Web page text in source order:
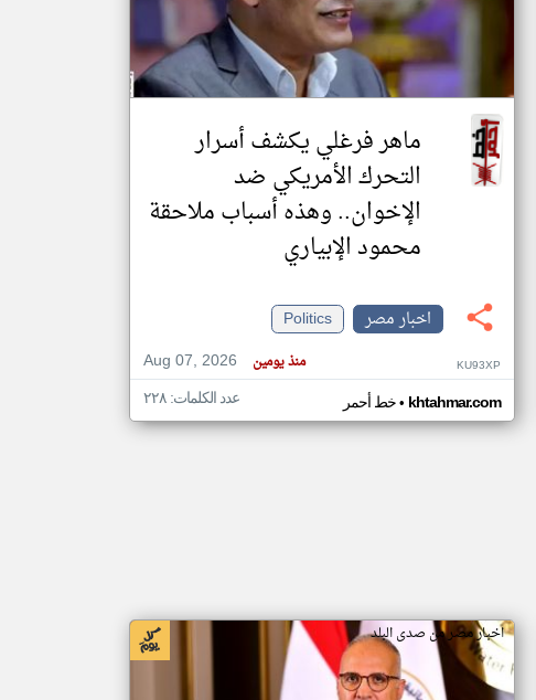
تغيير الدولة
اخبار مصر على مدار الساعة
أهم اخبار مصر العاجلة والمباشرة
ماهر فرغلي يكشف أسرار
التحرك الأمريكي ضد
الإخوان.. وهذه أسباب ملاحقة
محمود الإبياري
اخبار مصر
Politics
Aug 07, 2026
منذ يومين KU93XP
خط أحمر• khtahmar.com عدد الكلمات: ٢٢٨
اخبار مصر من صدى البلد
klyoum.com